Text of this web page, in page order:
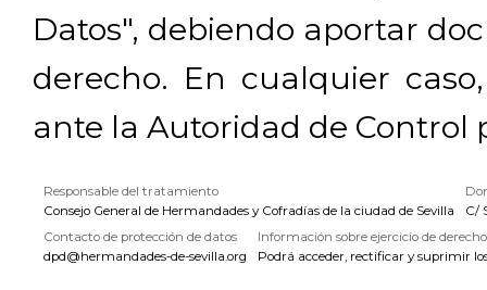
Datos", debiendo aportar
derecho. En cualquier
ante la Autoridad de Control
Responsable del tratamiento
Consejo General de Hermandades y Cofradías de la ciudad de Sevilla
C/
Contacto de protección de datos
dpd@hermandades-de-sevilla.org
Información sobre ejercicio de
Podrá acceder, rectificar y suprimir